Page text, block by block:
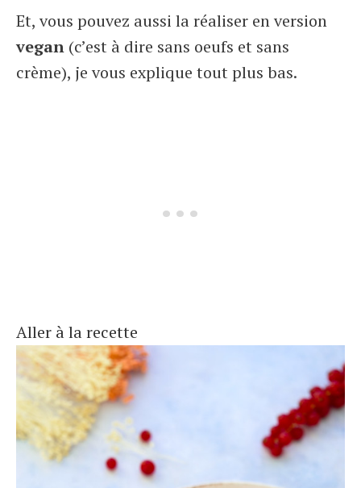
Et, vous pouvez aussi la réaliser en version
vegan (c’est à dire sans oeufs et sans
crème), je vous explique tout plus bas.
Aller à la recette